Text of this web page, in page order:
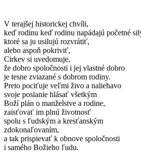
V terajšej historickej chvíli,
keď rodinu keď rodinu napádajú početné
ktoré sa ju usilujú rozvrátiť,
alebo aspoň pokriviť,
Cirkev si uvedomuje,
že dobro spoločnosti i jej vlastné dobro
je tesne zviazané s dobrom rodiny.
Preto pociťuje veľmi živo a naliehavo
svoje poslanie hlásať všetkým
Boží plán o manželstve a rodine,
zaisťovať im plnú životnosť
spolu s ľudským a kresťanským
zdokonaľovaním,
a tak prispievať k obnove spoločnosti
i samého Božieho ľudu.